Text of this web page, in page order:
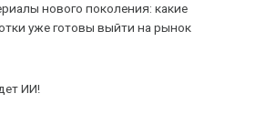
нового поколения: какие
уже готовы выйти на рынок
ИИ!